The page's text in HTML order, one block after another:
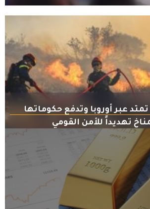
عبر أوروبا وتدفع حكوماتها
تهديداً للأمن القومي